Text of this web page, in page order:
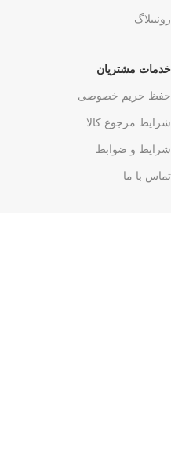
رونیبلاگ
خدمات مشتریان
حفظ حریم خصوصی
شرایط مرجوع کالا
شرایط و ضوابط
تماس با ما